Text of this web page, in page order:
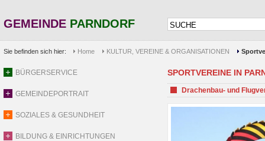
GEMEINDE PARNDORF
Sie befinden sich hier: Home KULTUR, VEREINE & ORGANISATIONEN
BÜRGERSERVICE
GEMEINDEPORTRAIT
SOZIALES & GESUNDHEIT
BILDUNG & EINRICHTUNGEN
SPORTVEREINE IN
Drachenbau- und